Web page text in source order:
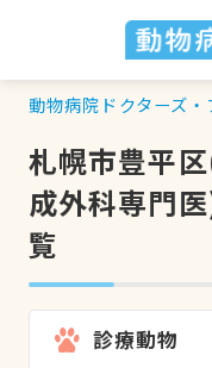
動物病院ドクターズ・
札幌市豊平
成外科専門
覧
診療動物